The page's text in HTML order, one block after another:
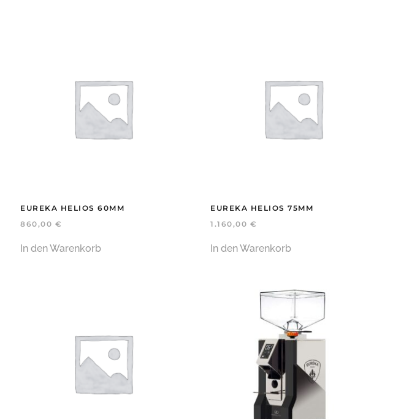
EUREKA HELIOS 60MM
860,00 €
In den Warenkorb
EUREKA HELIOS 75MM
1.160,00 €
In den Warenkorb